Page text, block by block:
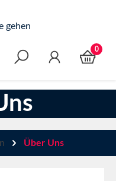
0
Über Uns